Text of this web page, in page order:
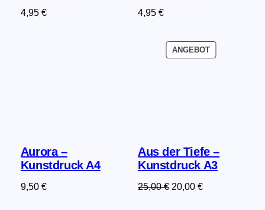
4,95 € 4,95€
Aurora –
Kunstdruck A4
9,50 €
ANGEBOTPRODUKT
IM
Aus der Tiefe –
Kunstdruck A3
25,00€ Ursprünglicher
20,00€Aktueller